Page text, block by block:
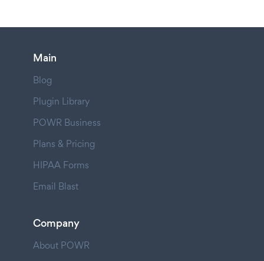
Main
Blog
Plugin Library
POWR Business
Plans & Pricing
HIPAA Forms
Email Blast
Company
About POWR